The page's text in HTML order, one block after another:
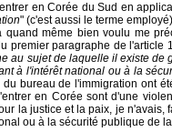
en Corée du Sud en
" (c'est aussi le terme
même bien voulu me
premier paragraphe de l'article
au sujet de laquelle il existe de
à l'intérêt national ou à la
bureau de l'immigration ont
en Corée sont d'une
la justice et la paix, je n'avais,
ou à la sécurité publique de